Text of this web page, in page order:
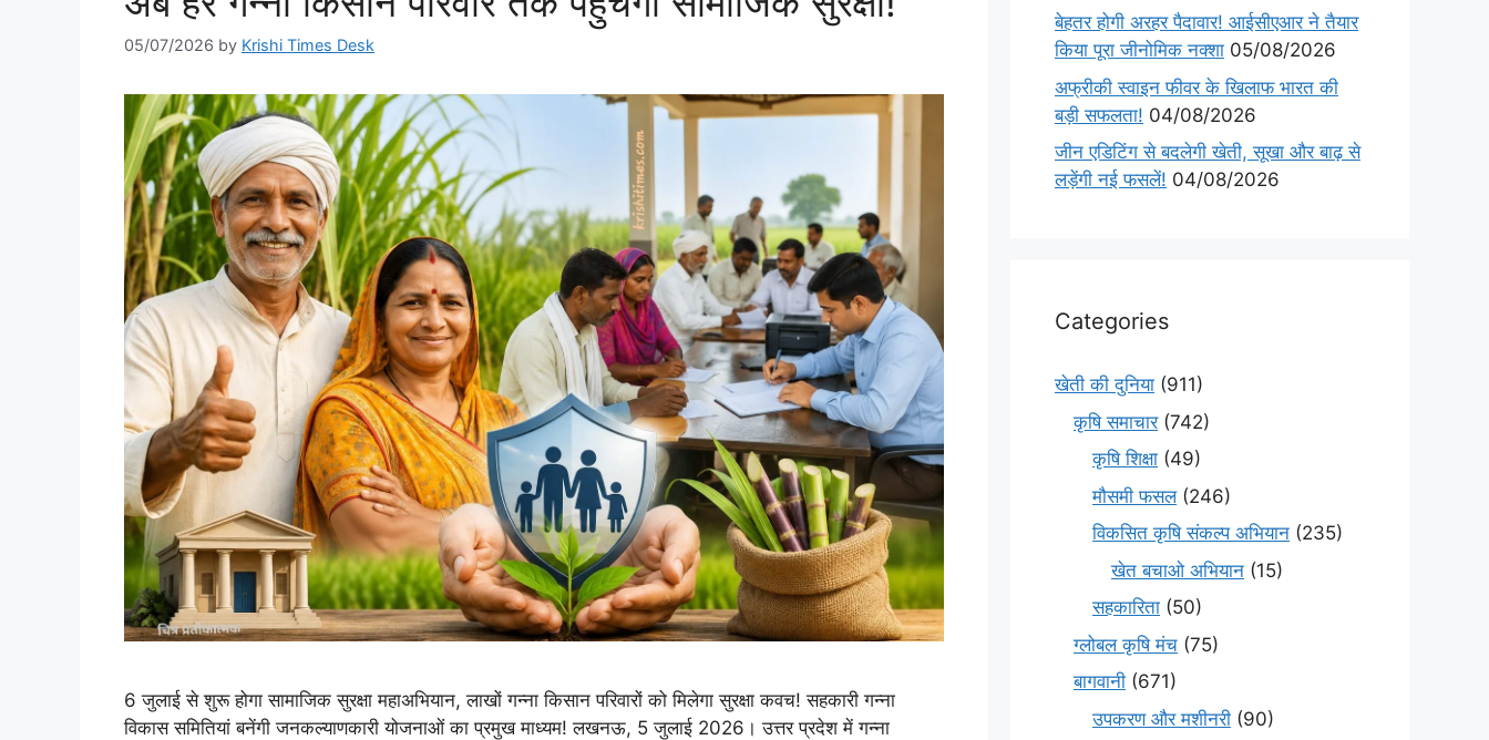
05/07/2026 by Krishi Times Desk
6 जुलाई से शुरू होगा सामाजिक सुरक्षा महाअभियान, लाखों गन्ना किसान परिवारों को मिलेगा सुरक्षा कवच! सहकारी गन्ना
विकास समितियां बनेंगी जनकल्याणकारी योजनाओं का प्रमुख माध्यम! लखनऊ, 5 जुलाई 2026। उत्तर प्रदेश में गन्ना
बेहतर होगी अरहर पैदावार! आईसीएआर ने तैयार
किया पूरा जीनोमिक नक्शा 05/08/2026
अफ्रीकी स्वाइन फीवर के खिलाफ भारत की
बड़ी सफलता! 04/08/2026
जीन एडिटिंग से बदलेगी खेती, सूखा और बाढ़ से
लड़ेंगी नई फसलें! 04/08/2026
Categories
खेती की दुनिया (911)
कृषि समाचार(742)
कृषि शिक्षा (49)
मौसमी फसल(246)
विकसित कृषि संकल्प अभियान (235)
खेत बचाओ अभियान (15)
सहकारिता (50)
ग्लोबल कृषि मंच (75)
बागवानी (671)
उपकरण और मशीनरी (90)